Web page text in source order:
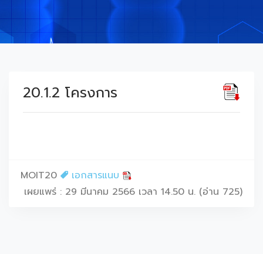
20.1.2 โครงการ
MOIT20
เอกสารแนบ
เผยแพร่ : 29 มีนาคม 2566 เวลา 14.50 น. (อ่าน 725)